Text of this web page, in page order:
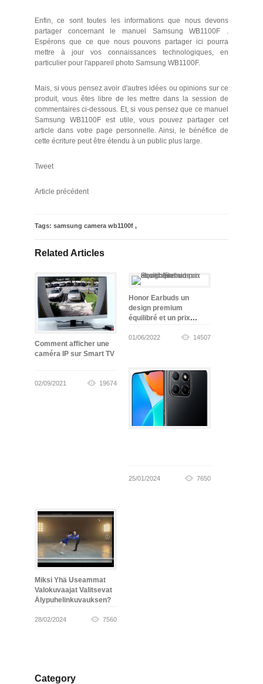
Enfin, ce sont toutes les informations que nous devons
partager concernant le manuel Samsung WB1100F .
Espérons que ce que nous pouvons partager ici pourra
mettre à jour vos connaissances technologiques, en
particulier pour l'appareil photo Samsung WB1100F.
Mais, si vous pensez avoir d'autres idées ou opinions sur ce
produit, vous êtes libre de les mettre dans la session de
commentaires ci-dessous. Et, si vous pensez que ce manuel
Samsung WB1100F est utile, vous pouvez partager cet
article dans votre page personnelle. Ainsi, le bénéfice de
cette écriture peut être étendu à un public plus large.
Tweet
Article précédent
Tags: samsung camera wb1100f ,
Related Articles
Comment afficher une
caméra IP sur Smart TV
02/09/2021 19674
Honor Earbuds un
design premium
équilibré et un prix
01/06/2022 14507
25/01/2024 7650
Miksi Yhä Useammat
Valokuvaajat Valitsevat
Älypuhelinkuvauksen?
28/02/2024 7560
Category